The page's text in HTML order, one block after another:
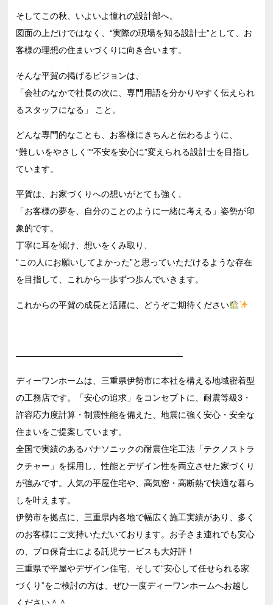
そしてこの秋、いよいよ憧れの設計部へ。
図面の上だけではなく、“実際の現場を知る設計士”として、お
客様の理想の住まいづくりに向き合います。
そんな平賀の掲げるビジョンは、
「会社のなかで社長の次に、専門用語を分かりやすく伝えられ
るスタッフになる」 こと。
どんな専門的なことも、お客様にきちんと伝わるように、
“難しいをやさしく”“不安を安心に”変えられる設計士を目指し
ています。
平賀は、お家づくりへの想いがとても強く、
「お客様の夢を、自分のことのように一緒に考える」姿勢が印
象的です。
丁寧に耳を傾け、想いをくみ取り、
“この人にお願いしてよかった”と思っていただけるような存在
を目指して、これから一歩ずつ歩んでいきます。
これからの平賀の成長と活躍に、どうぞご期待ください
———————————————————–
ディーワンホームは、三重県伊勢市に本社を構える地域密着型
の工務店です。「安心の追求」をコンセプトに、耐震等級3・
許容応力度計算・制震性能を備えた、地震に強く安心・安全な
住まいをご提案しています。
全国で実績のあるパナソニックの耐震住宅工法「テクノストラ
クチャー」を採用し、性能とデザイン性を両立させた家づくり
が強みです。人気の平屋住宅や、高気密・高断熱で快適な暮ら
しを叶えます。
伊勢市を拠点に、三重県内各地で幅広く施工実績があり、多く
のお客様にご支持いただいております。お子さま連れでも安心
の、プロ保育士による託児サービスも大好評！
三重県で平屋やデザイン住宅、そして“安心して任せられる家
づくり”をご検討の方は、ぜひ一度ディーワンホームへお越し
ください＾＾